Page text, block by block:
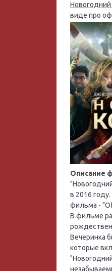
Новогодний
виде про
Описание
в 2016
фильма -
В фильме
Вечеринка
которые